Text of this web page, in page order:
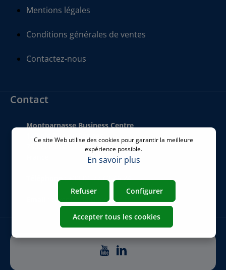
Mentions légales
Conditions générales de ventes
Contactez-nous
Contact
Montparnasse Business Centre
140 bis Rue de Rennes
Téléphone:+33 01 77 62 46 24
commercial@airicom.fr
Ce site Web utilise des cookies pour garantir la meilleure
expérience possible.
En savoir plus
Refuser Configurer
Accepter tous les cookies